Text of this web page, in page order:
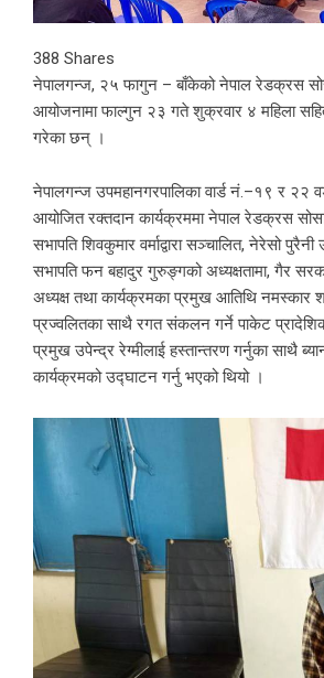
388 Shares
नेपालगन्ज, २५ फागुन – बाँकेको नेपाल रेडक्रस
आयोजनामा फाल्गुन २३ गते शुक्रवार ४ महिला
गरेका छन् ।
नेपालगन्ज उपमहानगरपालिका वार्ड नं.–१९ र २२
आयोजित रक्तदान कार्यक्रममा नेपाल रेडक्रस
सभापति शिवकुमार वर्माद्वारा सञ्चालित, नेरेसो पुरैनी
सभापति फन बहादुर गुरुङ्गको अध्यक्षतामा, गैर
अध्यक्ष तथा कार्यक्रमका प्रमुख आतिथि नमस्कार
प्रज्वलितका साथै रगत संकलन गर्ने पाकेट
प्रमुख उपेन्द्र रेग्मीलाई हस्तान्तरण गर्नुका साथै
कार्यक्रमको उद्घाटन गर्नु भएको थियो ।